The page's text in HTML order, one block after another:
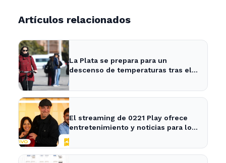
Artículos relacionados
La Plata se prepara para un
descenso de temperaturas tras el
El streaming de 0221 Play ofrece
entretenimiento y noticias para los